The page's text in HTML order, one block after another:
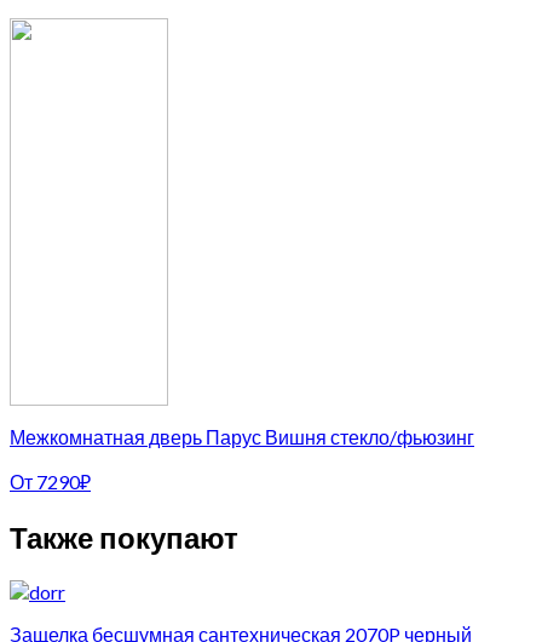
Межкомнатная дверь Парус Вишня стекло/фьюзинг
От 7290₽
Также покупают
Защелка бесшумная сантехническая 2070P черный